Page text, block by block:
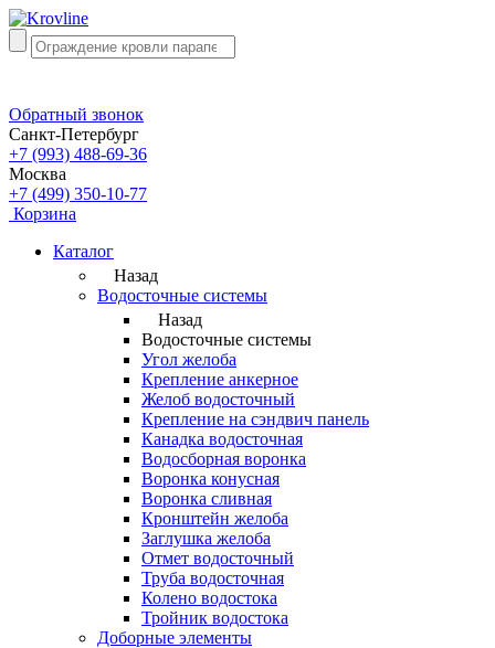
Обратный звонок
Санкт-Петербург
+7 (993) 488-69-36
Москва
+7 (499) 350-10-77
Корзина
Каталог
Назад
Водосточные системы
Назад
Водосточные системы
Угол желоба
Крепление анкерное
Желоб водосточный
Крепление на сэндвич панель
Канадка водосточная
Водосборная воронка
Воронка конусная
Воронка сливная
Кронштейн желоба
Заглушка желоба
Отмет водосточный
Труба водосточная
Колено водостока
Тройник водостока
Доборные элементы